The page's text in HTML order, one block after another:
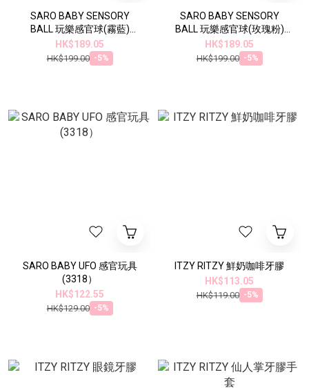
SARO BABY SENSORY
BALL 玩樂感官球(霧藍)
(33194）
HK$189.05
HK$199.00 -5%
SARO BABY SENSORY
BALL 玩樂感官球(玫瑰粉)
(33192）
HK$189.05
HK$199.00 -5%
SARO BABY UFO 感官玩具
(3318）
HK$122.55
HK$129.00 -5%
ITZY RITZY 鮮奶咖啡牙膠
HK$113.05
HK$119.00 -5%